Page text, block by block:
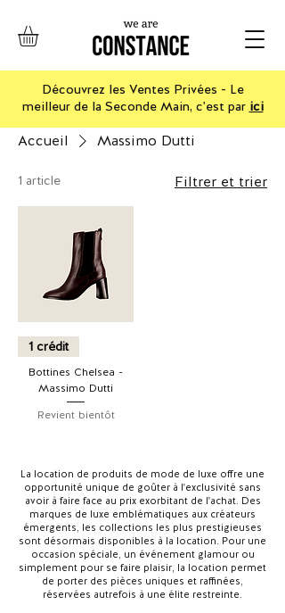
Découvrez les Ventes Privées - Le
meilleur de la Seconde Main, c'est par ici
Accueil Massimo Dutti
1 article Filtrer et trier
1 crédit
Bottines Chelsea -
Massimo Dutti
Revient bientôt
La location de produits de mode de luxe offre une
opportunité unique de goûter à l'exclusivité sans
avoir à faire face au prix exorbitant de l'achat. Des
marques de luxe emblématiques aux créateurs
émergents, les collections les plus prestigieuses
sont désormais disponibles à la location. Pour une
occasion spéciale, un événement glamour ou
simplement pour se faire plaisir, la location permet
de porter des pièces uniques et raffinées,
réservées autrefois à une élite restreinte.